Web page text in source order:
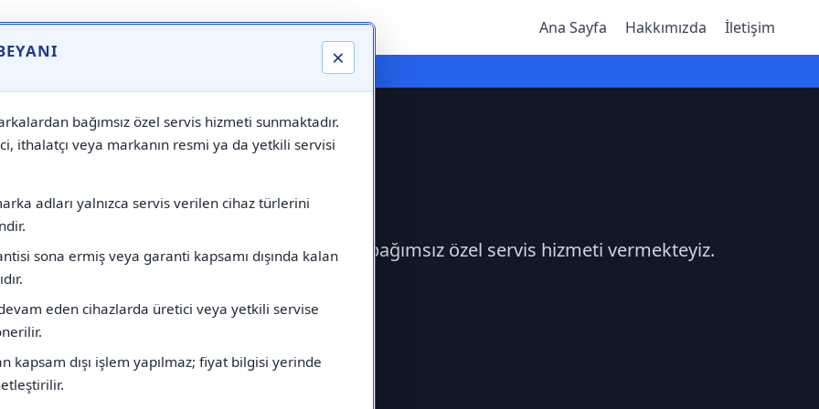
×
bağımsız özel servis hizmeti sunmaktadır.
ithalatçı veya markanın resmi ya da yetkili servisi
adları yalnızca servis verilen cihaz türlerini
sona ermiş veya garanti kapsamı dışında kalan
eden cihazlarda üretici veya yetkili servise
kapsam dışı işlem yapılmaz; fiyat bilgisi yerinde
Ana Sayfa Hakkımızda İletişim
⚠️ Markadan Bağımsız "Özel Servis" Hizmeti
Maktek Servisi çağırabilirsiniz.Markadan bağımsız özel servis hizmeti vermekteyiz.